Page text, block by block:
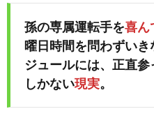
孫の専属運転手を喜ん
曜日時間を問わずい
ジュールには、正直
しかない現実。